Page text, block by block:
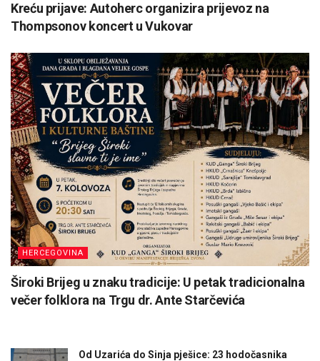
Kreću prijave: Autoherc organizira prijevoz na
Thompsonov koncert u Vukovar
HERCEGOVINA
Široki Brijeg u znaku tradicije: U petak tradicionalna
večer folklora na Trgu dr. Ante Starčevića
Od Uzarića do Sinja pješice: 23 hodočasnika